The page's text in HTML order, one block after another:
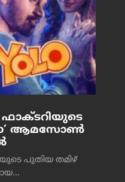
ഫാക്ടറിയുടെ
ആമസോൺ
പുതിയ തമിഴ്